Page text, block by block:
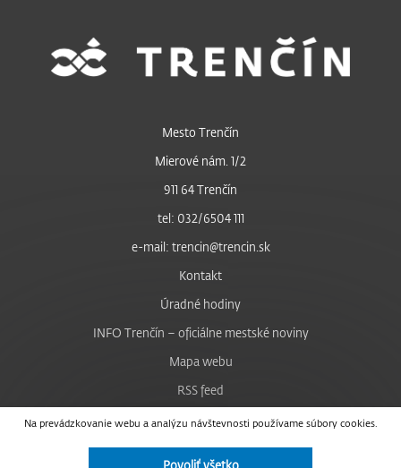
Na prevádzkovanie webu a analýzu návštevnosti používame súbory cookies.
Povoliť všetko
Mesto Trenčín
Mierové nám. 1/2
911 64 Trenčín
tel: 032/6504 111
e-mail: trencin@trencin.sk
Kontakt
Úradné hodiny
INFO Trenčín – oficiálne mestské noviny
Mapa webu
RSS feed
Nastavenie cookies
Facebook